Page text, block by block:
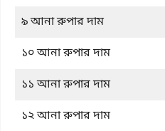
৯ আনা রুপার দাম
১০ আনা রুপার দাম
১১ আনা রুপার দাম
১২ আনা রুপার দাম